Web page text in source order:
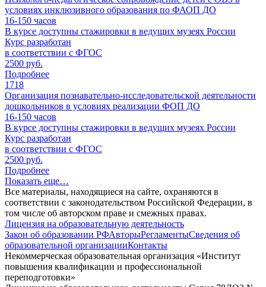
условиях инклюзивного образования по ФАОП ДО
16-150 часов
В курсе доступны стажировки в ведущих музеях России
Курс разработан
в соответствии с ФГОС
2500 руб.
Подробнее
1718
Организация познавательно-исследовательской деятельности
дошкольников в условиях реализации ФОП ДО
16-150 часов
В курсе доступны стажировки в ведущих музеях России
Курс разработан
в соответствии с ФГОС
2500 руб.
Подробнее
Показать еще…
Все материалы, находящиеся на сайте, охраняются в
соответствии с законодательством Российской Федерации, в
том числе об авторском праве и смежных правах.
Лицензия на образовательную деятельность
Закон об образовании РФАвторыРегламентыСведения об
образовательной организацииКонтакты
Некоммерческая образовательная организация «Институт
повышения квалификации и профессиональной
переподготовки»